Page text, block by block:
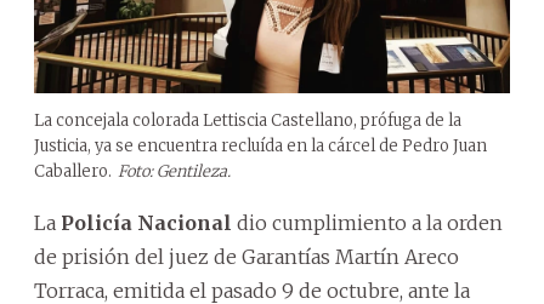
La concejala colorada Lettiscia Castellano, prófuga de la
Justicia, ya se encuentra recluída en la cárcel de Pedro Juan
Caballero. Foto: Gentileza.
La Policía Nacional dio cumplimiento a la orden
de prisión del juez de Garantías Martín Areco
Torraca, emitida el pasado 9 de octubre, ante la